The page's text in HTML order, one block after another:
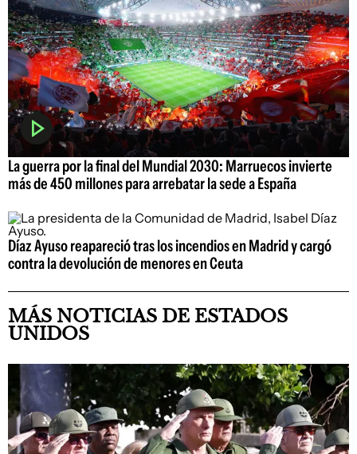
La guerra por la final del Mundial 2030: Marruecos invierte
más de 450 millones para arrebatar la sede a España
Díaz Ayuso reapareció tras los incendios en Madrid y cargó
contra la devolución de menores en Ceuta
MÁS NOTICIAS DE ESTADOS
UNIDOS